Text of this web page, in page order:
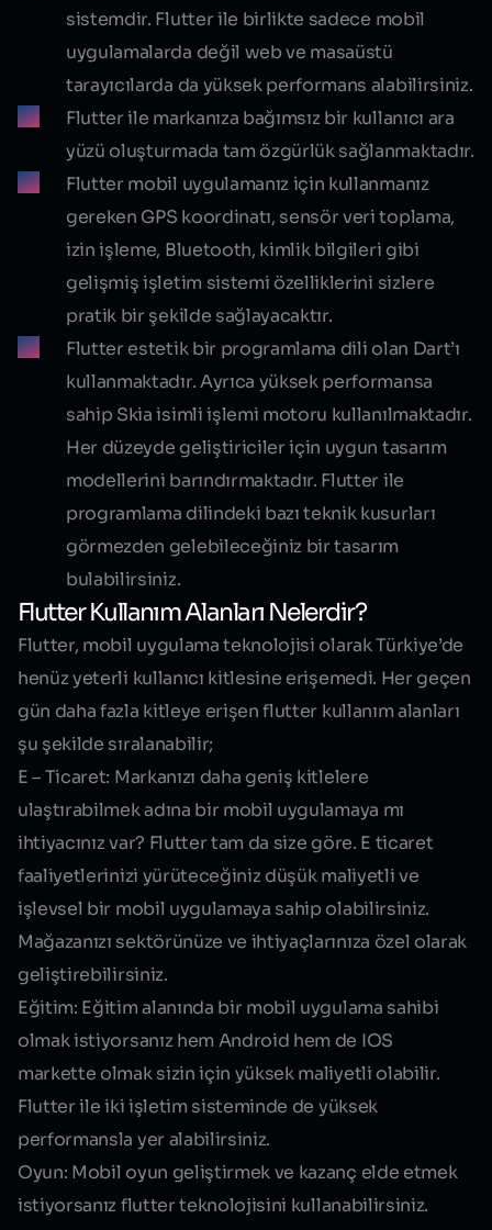
sistemdir. Flutter ile birlikte sadece mobil
uygulamalarda değil web ve masaüstü
tarayıcılarda da yüksek performans alabilirsiniz.
Flutter ile markanıza bağımsız bir kullanıcı ara
yüzü oluşturmada tam özgürlük sağlanmaktadır.
Flutter mobil uygulamanız için kullanmanız
gereken GPS koordinatı, sensör veri toplama,
izin işleme, Bluetooth, kimlik bilgileri gibi
gelişmiş işletim sistemi özelliklerini sizlere
pratik bir şekilde sağlayacaktır.
Flutter estetik bir programlama dili olan Dart’ı
kullanmaktadır. Ayrıca yüksek performansa
sahip Skia isimli işlemi motoru kullanılmaktadır.
Her düzeyde geliştiriciler için uygun tasarım
modellerini barındırmaktadır. Flutter ile
programlama dilindeki bazı teknik kusurları
görmezden gelebileceğiniz bir tasarım
bulabilirsiniz.
Flutter Kullanım Alanları Nelerdir?
Flutter, mobil uygulama teknolojisi olarak Türkiye’de
henüz yeterli kullanıcı kitlesine erişemedi. Her geçen
gün daha fazla kitleye erişen flutter kullanım alanları
şu şekilde sıralanabilir;
E – Ticaret: Markanızı daha geniş kitlelere
ulaştırabilmek adına bir mobil uygulamaya mı
ihtiyacınız var? Flutter tam da size göre. E ticaret
faaliyetlerinizi yürüteceğiniz düşük maliyetli ve
işlevsel bir mobil uygulamaya sahip olabilirsiniz.
Mağazanızı sektörünüze ve ihtiyaçlarınıza özel olarak
geliştirebilirsiniz.
Eğitim: Eğitim alanında bir mobil uygulama sahibi
olmak istiyorsanız hem Android hem de IOS
markette olmak sizin için yüksek maliyetli olabilir.
Flutter ile iki işletim sisteminde de yüksek
performansla yer alabilirsiniz.
Oyun: Mobil oyun geliştirmek ve kazanç elde etmek
istiyorsanız flutter teknolojisini kullanabilirsiniz.